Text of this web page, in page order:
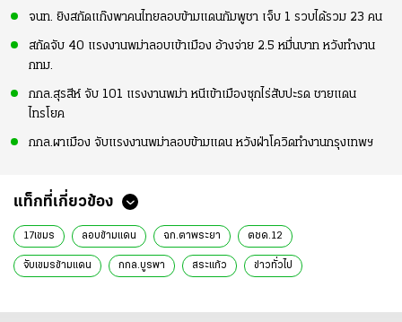
จนท. ยิงสกัดแก๊งพาคนไทยลอบข้ามแดนกัมพูชา เจ็บ 1 รวบได้รวม 23 คน
สกัดจับ 40 แรงงานพม่าลอบเข้าเมือง อ้างจ่าย 2.5 หมื่นบาท หวังทำงาน
กทม.
กกล.สุรสีห์ จับ 101 แรงงานพม่า หนีเข้าเมืองซุกไร่สับปะรด ชายแดน
ไทรโยค
กกล.ผาเมือง จับแรงงานพม่าลอบข้ามแดน หวังฝ่าโควิดทำงานกรุงเทพฯ
แท็กที่เกี่ยวข้อง
17เขมร ลอบข้ามแดน ฉก.ตาพระยา ตชด.12
จับเขมรข้ามแดน กกล.บูรพา สระแก้ว ข่าวทั่วไป